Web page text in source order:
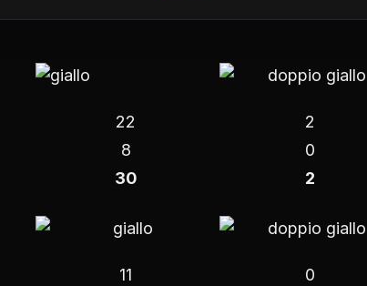
22 2
8 0
30 2
11 0